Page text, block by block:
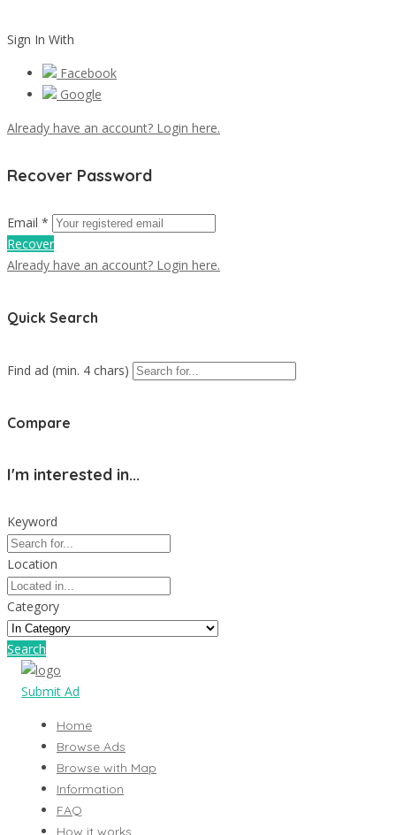
Sign In With
Facebook
Google
Already have an account? Login here.
Recover Password
Email *
Recover
Already have an account? Login here.
Quick Search
Find ad (min. 4 chars)
Compare
I'm interested in...
Keyword
Location
Category
Search
Submit Ad
Home
Browse Ads
Browse with Map
Information
FAQ
How it works